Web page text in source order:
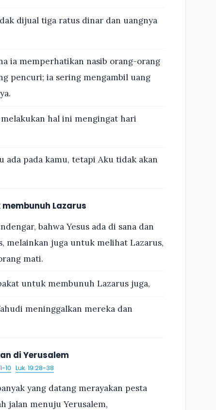
dijual tiga ratus dinar dan uangnya
ia memperhatikan nasib orang-orang
pencuri; ia sering mengambil uang
hal ini mengingat hari
ada pada kamu, tetapi Aku tidak akan
Lazarus
bahwa Yesus ada di sana dan
melainkan juga untuk melihat Lazarus,
mati.
untuk membunuh Lazarus juga,
meninggalkan mereka dan
di Yerusalem
10 · Luk. 19:28-38
yang datang merayakan pesta
jalan menuju Yerusalem,